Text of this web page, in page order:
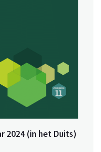
2024 (in het Duits)